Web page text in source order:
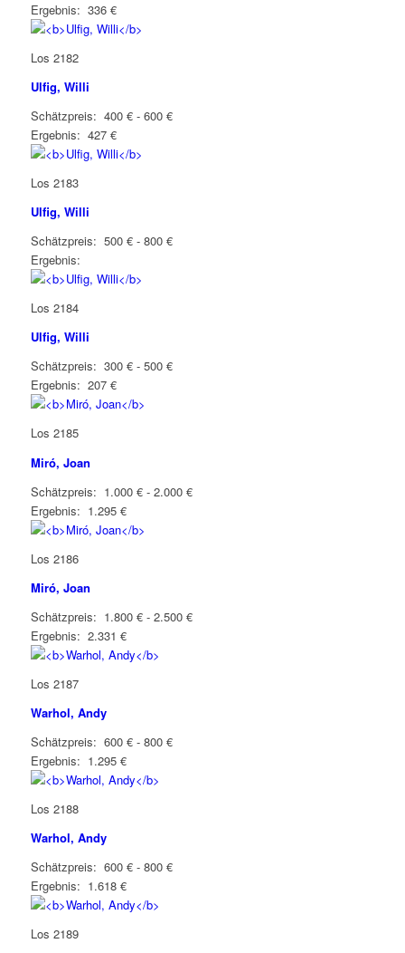
Ergebnis: 336 €
Los 2182
Ulfig, Willi
Schätzpreis: 400 € - 600 €
Ergebnis: 427 €
Los 2183
Ulfig, Willi
Schätzpreis: 500 € - 800 €
Ergebnis:
Los 2184
Ulfig, Willi
Schätzpreis: 300 € - 500 €
Ergebnis: 207 €
Los 2185
Miró, Joan
Schätzpreis: 1.000 € - 2.000 €
Ergebnis: 1.295 €
Los 2186
Miró, Joan
Schätzpreis: 1.800 € - 2.500 €
Ergebnis: 2.331 €
Los 2187
Warhol, Andy
Schätzpreis: 600 € - 800 €
Ergebnis: 1.295 €
Los 2188
Warhol, Andy
Schätzpreis: 600 € - 800 €
Ergebnis: 1.618 €
Los 2189